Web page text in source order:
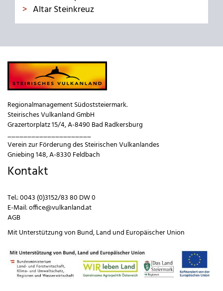
Altar Steinkreuz
Regionalmanagement Südoststeiermark.
Steirisches Vulkanland GmbH
Grazertorplatz 15/4, A-8490 Bad Radkersburg
_____________________
Verein zur Förderung des Steirischen Vulkanlandes
Gniebing 148, A-8330 Feldbach
Kontakt
Tel.:0043 (0)3152/83 80 DW 0
E-Mail:office@vulkanland.at
AGB
Mit Unterstützung von Bund,Land und Europäischer Union